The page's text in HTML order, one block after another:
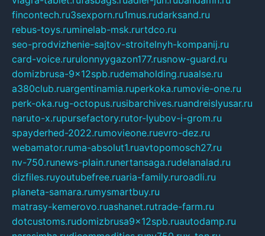
fincontech.ru3sexporn.ru1mus.rudarksand.ru
rebus-toys.ruminelab-msk.rurtdco.ru
seo-prodvizhenie-sajtov-stroitelnyh-kompanij.ru
card-voice.rurulonnyygazon177.rusnow-guard.ru
domizbrusa-9x12spb.rudemaholding.ruaalse.ru
a380club.ruargentinamia.ruperkoka.rumovie-one.ru
perk-oka.rug-octopus.rusibarchives.ruandreislyusar.ru
naruto-x.rupursefactory.rutor-lyubov-i-grom.ru
spayderhed-2022.rumovieone.ruevro-dez.ru
webamator.ruma-absolut1.ruavtopomosch27.ru
nv-750.runews-plain.runertansaga.rudelanalad.ru
dizfiles.ruyoutubefree.ruaria-family.ruroadli.ru
planeta-samara.rumysmartbuy.ru
matrasy-kemerovo.ruashanet.rutrade-farm.ru
dotcustoms.rudomizbrusa9x12spb.ruautodamp.ru